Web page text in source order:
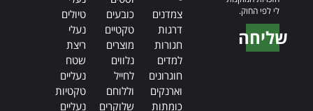
לי לפי החוק.
שליחה
צמדנים
דרגות
חגורות
למדים
חוגרונים
וארנקים
כומתות
כובעים
טקטיים
מוצרים
נלווים
לחייל
וללוחם
שלוקרים
טיולים
נעלי
ריצת
שטח
נעליים
טקטיות
נעליים